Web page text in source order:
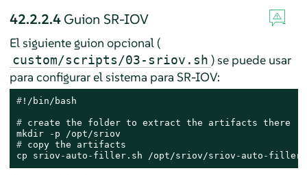
42.2.2.4Guion SR-IOV
El siguiente guion opcional (
custom/scripts/03-sriov.sh ) se puede usar
para configurar el sistema para SR-IOV:
#!/bin/bash
# create the folder to extract the artifacts there
# copy the artifacts
cp sriov-auto-filler.sh /opt/sriov/sriov-auto-